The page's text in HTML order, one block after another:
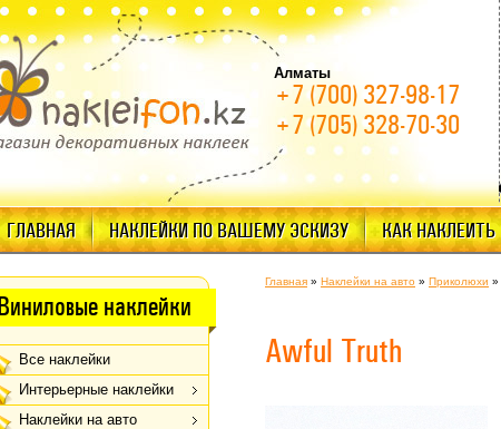
Алматы
+7 (700) 327-98-17
+7 (705) 328-70-30
ГЛАВНАЯ НАКЛЕЙКИ ПО ВАШЕМУ ЭСКИЗУ КАК НАКЛЕИТЬ
Виниловые наклейки
Все наклейки
Интерьерные наклейки
Наклейки на авто
Главная » Наклейки на авто » Приколюхи »
Awful Truth